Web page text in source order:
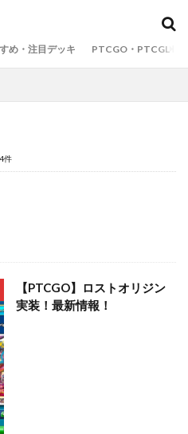
め・注目デッキ PTCGO・PTCGL
件
【PTCGO】ロストオリジン
実装！最新情報！